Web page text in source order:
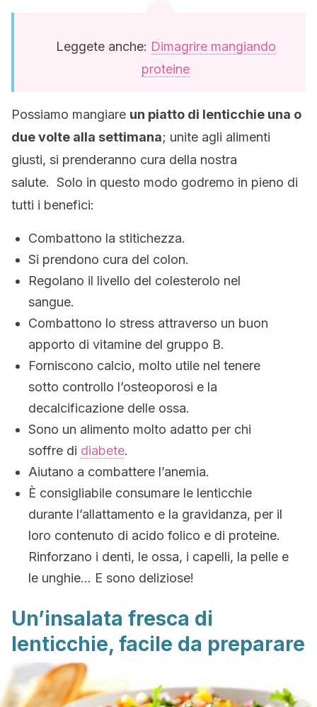
Leggete anche: Dimagrire mangiando
proteine
Possiamo mangiare un piatto di lenticchie una o
due volte alla settimana; unite agli alimenti
giusti, si prenderanno cura della nostra
salute. Solo in questo modo godremo in pieno di
tutti i benefici:
Combattono la stitichezza.
Si prendono cura del colon.
Regolano il livello del colesterolo nel
sangue.
Combattono lo stress attraverso un buon
apporto di vitamine del gruppo B.
Forniscono calcio, molto utile nel tenere
sotto controllo l’osteoporosi e la
decalcificazione delle ossa.
Sono un alimento molto adatto per chi
soffre di diabete.
Aiutano a combattere l’anemia.
È consigliabile consumare le lenticchie
durante l’allattamento e la gravidanza, per il
loro contenuto di acido folico e di proteine.
Rinforzano i denti, le ossa, i capelli, la pelle e
le unghie… E sono deliziose!
Un’insalata fresca di
lenticchie, facile da preparare